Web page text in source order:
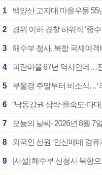
1 백양산 고지대 마을우물 55
2 경위 이하 경찰 하위직 ‘중
3 해수부 청사, 북항 국제여
4 피란마을 67년 역사인데…
5 부울경 주말부터 비소식…‘
6 “낙동강권 삼락·을숙도·다
7 오늘의 날씨- 2026년 8월 7일
8 외국인 선원 ‘인신매매 경
9 [사설] 해수부 신청사 북항